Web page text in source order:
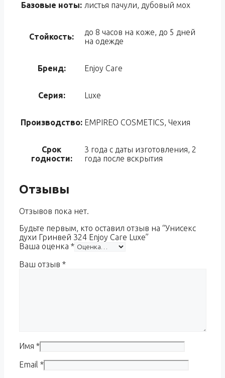
Базовые ноты: листья пачули, дубовый мох
Стойкость:
до 8 часов на коже, до 5 дней
на одежде
Бренд: Enjoy Care
Серия: Luxe
Производство: EMPIREO COSMETICS, Чехия
Срок
годности:
3 года с даты изготовления, 2
года после вскрытия
Отзывы
Отзывов пока нет.
Будьте первым, кто оставил отзыв на “Унисекс
духи Гринвей 324 Enjoy Care Luxe”
Ваша оценка *
Ваш отзыв *
Имя *
Email *